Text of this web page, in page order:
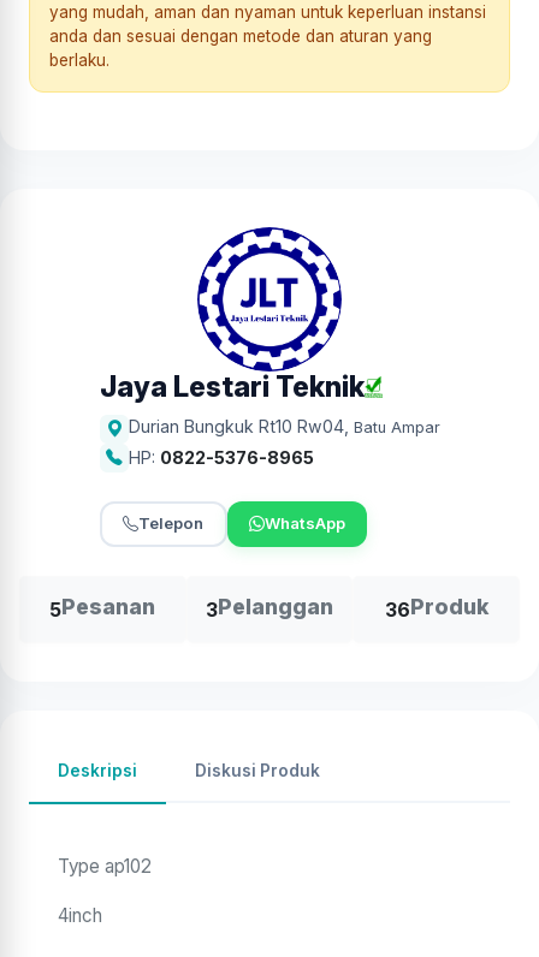
yang mudah, aman dan nyaman untuk keperluan instansi
anda dan sesuai dengan metode dan aturan yang
berlaku.
Jaya Lestari Teknik
Durian Bungkuk Rt10 Rw04, Batu Ampar
HP: 0822-5376-8965
Telepon WhatsApp
5Pesanan 3Pelanggan 36Produk
Deskripsi Diskusi Produk
Type ap102
4inch